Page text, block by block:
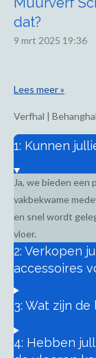
dat?
9 mrt 2025 19:36
Lees meer »
Verfhal |
1: Kunnen
Ja, we bieden een
vakbekwame
en snel wordt
vloer.
2: Verkopen
accessoires
3: Wat zijn
4: Hebben